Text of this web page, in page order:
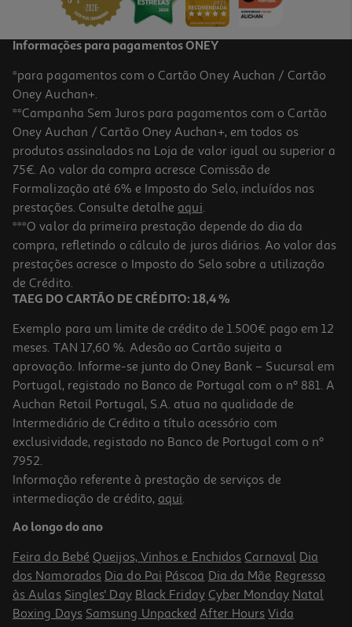
Indisponível online
4.5
Grelhador De Mesa Flama 4751fl Contacto 2200w
49.99 €/un
49,99 €
Grelhador Elétrico Beltax Bbq 3620 2000 W
29.99 €/un
29,99 €
Informações para pagamentos ONEY
*para pagamentos com o Cartão Oney Auchan / Cartão
Oney Auchan+.
**Campanha Sem Juros para pagamentos com o Cartão
Oney Auchan / Cartão Oney Auchan+, em todos os
produtos assinalados na Loja de valor igual ou superior a
75€. Ao valor da compra acresce Comissão de
Formalização até 6% e Imposto do Selo, incluídos nas
prestações. Consulte detalhe aqui.
***O valor da primeira prestação depende do dia da
compra, refletindo o cálculo de juros diários. Ao valor das
prestações acresce o Imposto do Selo sobre a utilização
de Crédito.
TAEG DO CARTÃO DE CRÉDITO: 18,4 %
Exemplo para um limite de crédito de 1.500€ pago em 12
meses. TAN 17,60 %. Adesão ao Cartão sujeita a
aprovação. Informe-se junto do Oney Bank – Sucursal em
Portugal, registado no Banco de Portugal com o nº 881. A
Auchan Retail Portugal, S.A. atua na qualidade de
Intermediário de Crédito a título acessório com
exclusividade, registado no Banco de Portugal com o nº
7952.
Informação referente à prestação de serviços de
intermediação de crédito, aqui.
Ao longo do ano
Feira do Bebé Queijos, Vinhos e Enchidos Carnaval Dia
dos Namorados Dia do Pai Páscoa Dia da Mãe Regresso
às Aulas Singles' Day Black Friday Cyber Monday Natal
Boxing Days Samsung Unpacked After Hours Vida